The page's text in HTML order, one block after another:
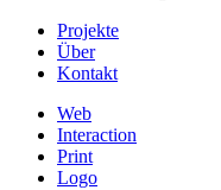
Projekte
Über
Kontakt
Web
Interaction
Print
Logo